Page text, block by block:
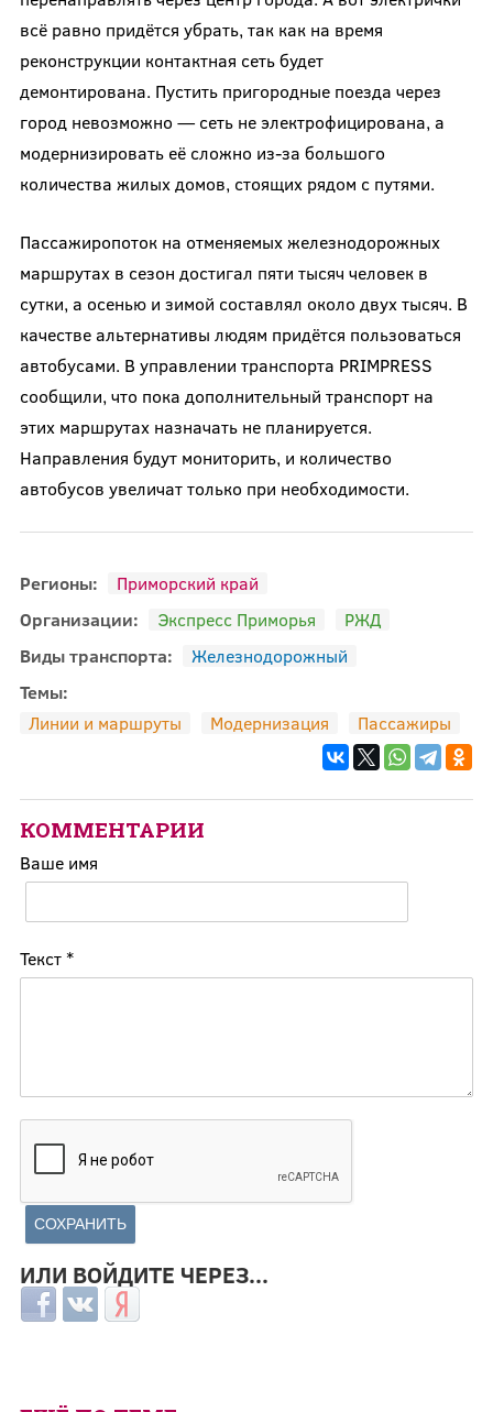
всё равно придётся убрать, так как на время
реконструкции контактная сеть будет
демонтирована. Пустить пригородные поезда через
город невозможно — сеть не электрофицирована, а
модернизировать её сложно из-за большого
количества жилых домов, стоящих рядом с путями.
Пассажиропоток на отменяемых железнодорожных
маршрутах в сезон достигал пяти тысяч человек в
сутки, а осенью и зимой составлял около двух тысяч. В
качестве альтернативы людям придётся пользоваться
автобусами. В управлении транспорта PRIMPRESS
сообщили, что пока дополнительный транспорт на
этих маршрутах назначать не планируется.
Направления будут мониторить, и количество
автобусов увеличат только при необходимости.
Регионы:
Приморский край
Организации:
Экспресс Приморья
РЖД
Виды транспорта:
Железнодорожный
Темы:
Линии и маршруты
Модернизация Пассажиры
КОММЕНТАРИИ
Ваше имя
Текст *
ИЛИ ВОЙДИТЕ ЧЕРЕЗ...
Login with Facebook
Login with ВКонтакте
Login with Яндекс